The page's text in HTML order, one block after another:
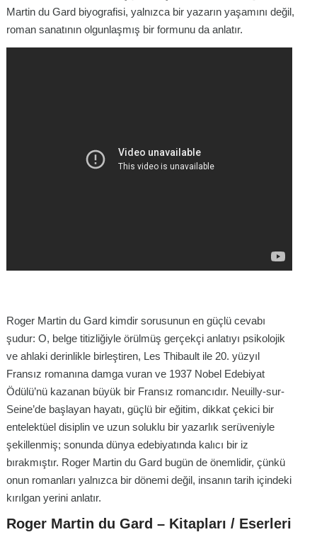
Martin du Gard biyografisi, yalnızca bir yazarın yaşamını değil,
roman sanatının olgunlaşmış bir formunu da anlatır.
Roger Martin du Gard kimdir sorusunun en güçlü cevabı
şudur: O, belge titizliğiyle örülmüş gerçekçi anlatıyı psikolojik
ve ahlaki derinlikle birleştiren, Les Thibault ile 20. yüzyıl
Fransız romanına damga vuran ve 1937 Nobel Edebiyat
Ödülü’nü kazanan büyük bir Fransız romancıdır. Neuilly-sur-
Seine’de başlayan hayatı, güçlü bir eğitim, dikkat çekici bir
entelektüel disiplin ve uzun soluklu bir yazarlık serüveniyle
şekillenmiş; sonunda dünya edebiyatında kalıcı bir iz
bırakmıştır. Roger Martin du Gard bugün de önemlidir, çünkü
onun romanları yalnızca bir dönemi değil, insanın tarih içindeki
kırılgan yerini anlatır.
Roger Martin du Gard – Kitapları / Eserleri